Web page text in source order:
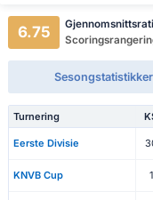
6.75
Sesongstatistikker
Turnering
Eerste Divisie
KNVB Cup 1